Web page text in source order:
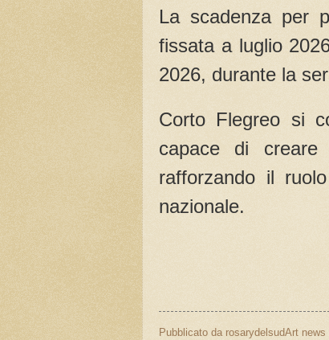
La scadenza per
fissata a luglio
2026, durante la
Corto Flegreo si
capace di creare
rafforzando il
nazionale.
Pubblicato da rosarydelsudArt news